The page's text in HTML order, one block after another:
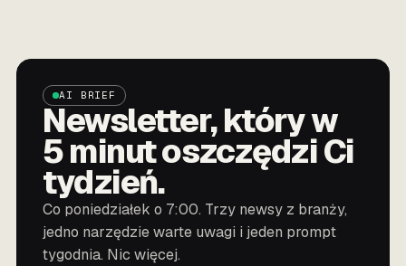
AI BRIEF
Newsletter, który w
5 minut oszczędzi Ci
tydzień.
Co poniedziałek o 7:00. Trzy newsy z branży,
jedno narzędzie warte uwagi i jeden prompt
tygodnia. Nic więcej.